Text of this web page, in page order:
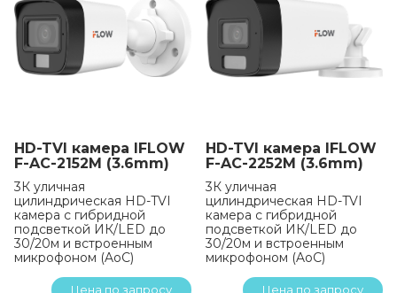
HD-TVI камера IFLOW
F-AC-2152M (3.6mm)
3К уличная
цилиндрическая HD-TVI
камера с гибридной
подсветкой ИК/LED до
30/20м и встроенным
микрофоном (AoC)
Цена по запросу
HD-TVI камера IFLOW
F-AC-2252M (3.6mm)
3К уличная
цилиндрическая HD-TVI
камера с гибридной
подсветкой ИК/LED до
30/20м и встроенным
микрофоном (AoC)
Цена по запросу